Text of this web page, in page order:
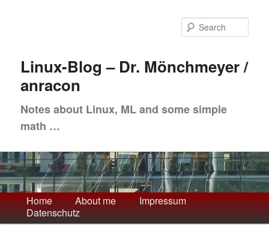
contentLinux-Blog – Dr. Mönchmeyer /
anracon
Notes about Linux, ML and some simple
math …
Main
menu
Home About me
Impressum
Datenschutz